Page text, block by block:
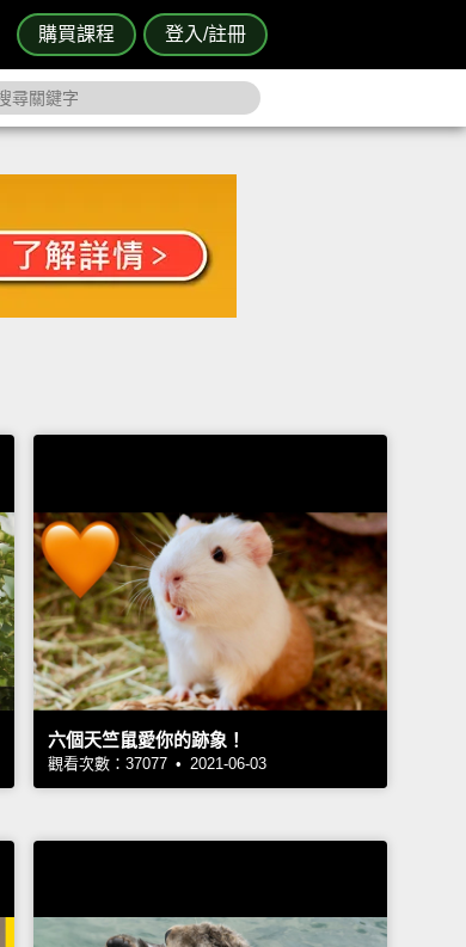
購買課程 登入/註冊
六個天竺鼠愛你的跡象！
觀看次數：37077 • 2021-06-03